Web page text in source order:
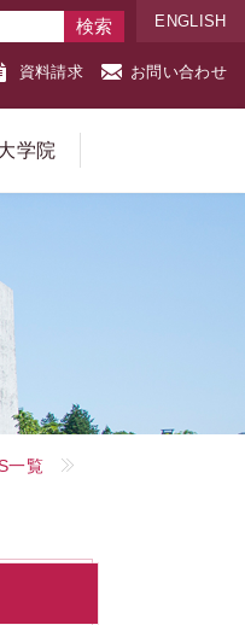
資料請求 お問い合わせ
ENGLISH
学院
一覧